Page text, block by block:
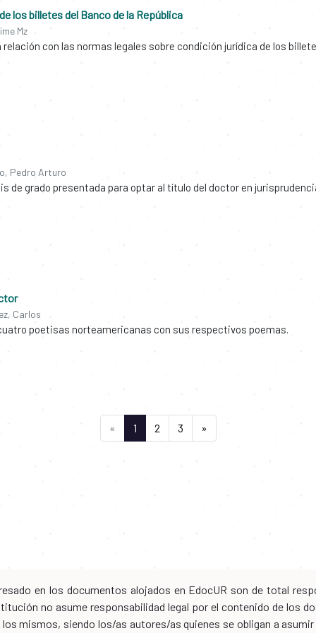
los billetes del Banco de la República
Mz
relación con las normas legales sobre condición jurídica de los
Pedro Arturo
de grado presentada para optar al título del doctor en
Carlos
poetisas norteamericanas con sus respectivos poemas.
« 1(current)
2 3 »
en los documentos alojados en EdocUR son de total
no asume responsabilidad legal por el contenido de los
mismos, siendo los/as autores/as quienes se obligan a